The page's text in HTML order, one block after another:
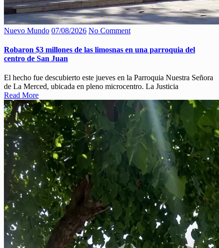
Nuevo Mundo 07/08/2026 No Comment
Robaron $3 millones de las limosnas en una parroquia del
centro de San Juan
El hecho fue descubierto este jueves en la Parroquia Nuestra Señora
de La Merced, ubicada en pleno microcentro. La Justicia
Read More